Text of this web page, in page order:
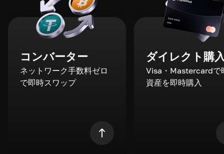
コンバーター
ネットワーク手数料ゼロ
で即時スワップ
ダイレクト購
Visa・Mastercardで
資産を即時購入